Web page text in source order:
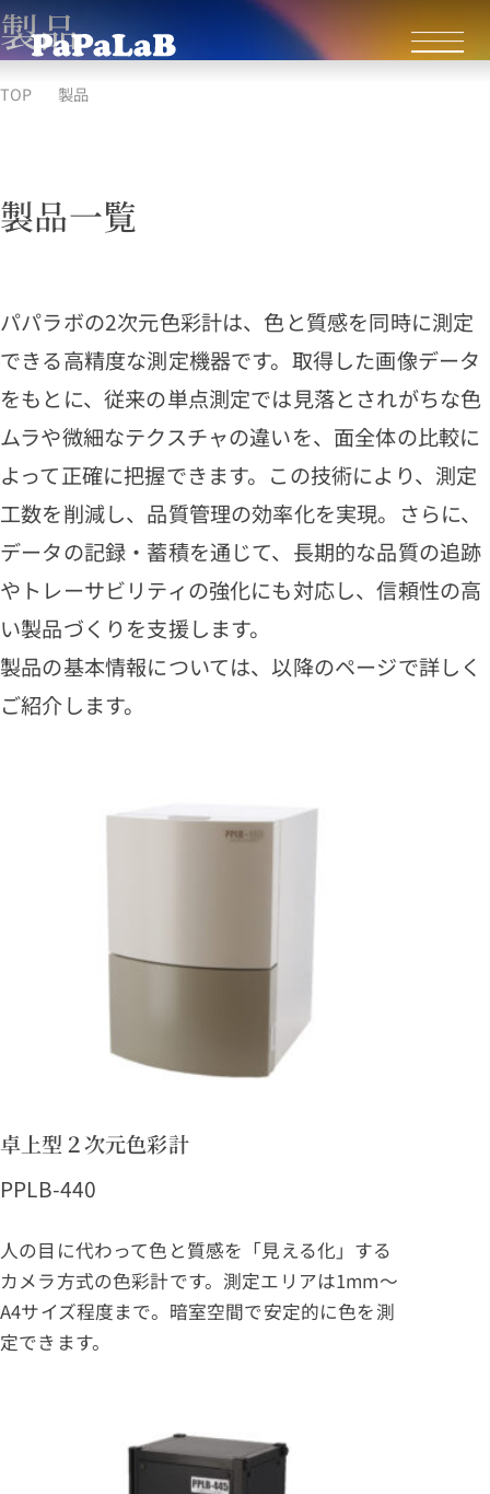
製品
TOP 製品
製品一覧
パパラボの2次元色彩計は、色と質感を同時に測定
できる高精度な測定機器です。取得した画像データ
をもとに、従来の単点測定では見落とされがちな色
ムラや微細なテクスチャの違いを、面全体の比較に
よって正確に把握できます。この技術により、測定
工数を削減し、品質管理の効率化を実現。さらに、
データの記録・蓄積を通じて、長期的な品質の追跡
やトレーサビリティの強化にも対応し、信頼性の高
い製品づくりを支援します。
製品の基本情報については、以降のページで詳しく
ご紹介します。
卓上型２次元色彩計
PPLB-440
人の目に代わって色と質感を「見える化」する
カメラ方式の色彩計です。測定エリアは1mm～
A4サイズ程度まで。暗室空間で安定的に色を測
定できます。